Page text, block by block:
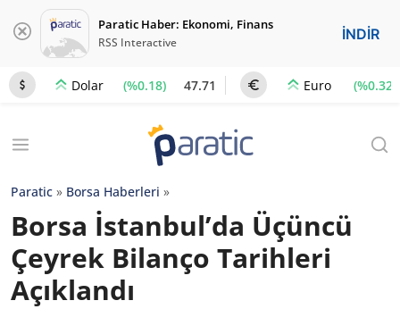
Paratic Haber: Ekonomi, Finans
RSS Interactive İNDİR
Dolar (%0.18) 47.71 Euro (%0.32)
Paratic » Borsa Haberleri »
Borsa İstanbul’da Üçüncü
Çeyrek Bilanço Tarihleri
Açıklandı